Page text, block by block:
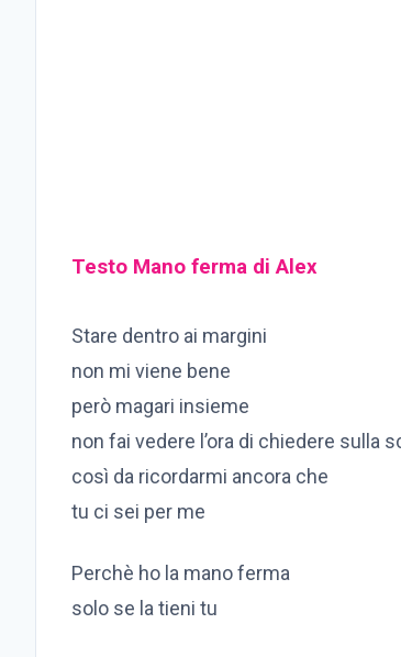
Testo Mano ferma di Alex
Stare dentro ai margini
non mi viene bene
però magari insieme
non fai vedere l’ora di chiedere sulla
così da ricordarmi ancora che
tu ci sei per me
Perchè ho la mano ferma
solo se la tieni tu